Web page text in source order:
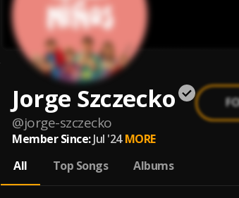
Jorge Szczecko
@jorge-szczecko
Member Since: Jul '24 MORE
All
Top Songs Albums